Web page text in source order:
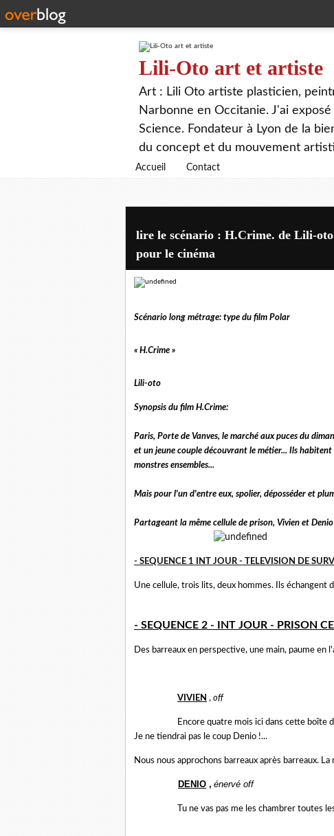
Lili-Oto art et artiste
Art : Lili Oto artiste plasticien,
Narbonne en Occitanie. J'ai
Science. Fondateur à Lyon de la
du concept et du mouvement
Accueil Contact
lire le scénario : H.Crime. de Lili-
pour le cinéma
Scénario long métrage: type du film Polar
« H.Crime »
Lili-oto
Synopsis du film H.Crime:
Paris, Porte de Vanves, le marché aux puces du
et un jeune couple découvrant le métier... Ils
monstres ensembles...
Mais pour l'un d'entre eux, spolier, déposséder et
Partageant la même cellule de prison, Vivien et
- SEQUENCE 1 INT JOUR - TELEVISION DE
Une cellule, trois lits, deux hommes. Ils échangent
- SEQUENCE 2 - INT JOUR - PRISON
Des barreaux en perspective, une main, paume en
VIVIEN , off
Encore quatre mois ici dans cette boîte
Je ne tiendrai pas le coup Denio !...
Nous nous approchons barreaux après barreaux.
DENIO , énervé off
Tu ne vas pas me les chambrer toutes